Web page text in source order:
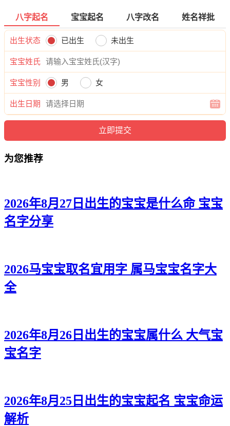
正伦、强亦、娜琛、超云、东尚、辰凡、宸译、信和、弘采、
俊郎、信婧、浩雅、逸寅、诺淼、唯听、南浩、志昕、瑞嘉、
侠海、元蓝、烁尚、义瑾、硕龙、乐辰、烁旻、辰泽、洺浩、
浩元、彦颜、观景、泽奕、世正、伦新、郎朴、亚锦、碧恺、
宸彦、海强、宸振、海彦、强雄、旻聪、伦正、译汐、任恺、
悦迪、洺洺、天俊、旭浩、沧宥、廷云、杉兰、雯琳、奕朗、
梦笑、宽新、桦郎、浩泽、久曜、任晏。
八字起名 宝宝起名 八字改名 姓名祥批
出生状态 已出生 未出生
宝宝姓氏
宝宝性别 男 女
出生日期
为您推荐
2026年8月27日出生的宝宝是什么命 宝宝
名字分享
2026马宝宝取名宜用字 属马宝宝名字大
全
2026年8月26日出生的宝宝属什么 大气宝
宝名字
2026年8月25日出生的宝宝起名 宝宝命运
解析